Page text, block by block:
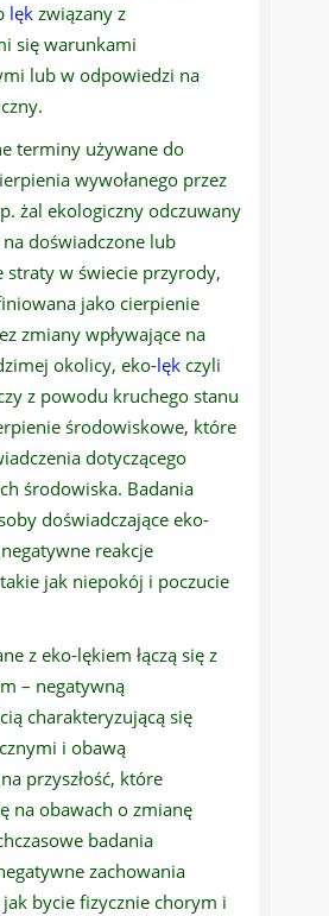
lęk związany z
się warunkami
lub w odpowiedzi na
terminy używane do
wywołanego przez
żal ekologiczny odczuwany
doświadczone lub
straty w świecie przyrody,
jako cierpienie
zmiany wpływające na
okolicy, eko-lęk czyli
z powodu kruchego stanu
środowiskowe, które
dotyczącego
środowiska. Badania
doświadczające eko-
negatywne reakcje
jak niepokój i poczucie
z eko-lękiem łączą się z
– negatywną
charakteryzującą się
i obawą
przyszłość, które
na obawach o zmianę
badania
zachowania
bycie fizycznie chorym i